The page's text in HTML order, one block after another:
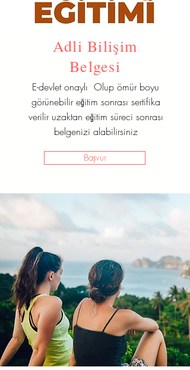
Adli Bilişim
Belgesi
E-devlet onaylı Olup ömür boyu
görünebilir eğitim sonrası sertifika
verilir uzaktan eğitim süreci sonrası
belgenizi alabilirsiniz
Başvur